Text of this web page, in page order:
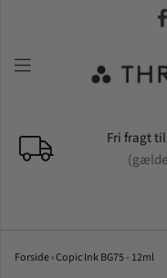
Fri fragt til
Forside›Copic Ink BG75 - 12ml